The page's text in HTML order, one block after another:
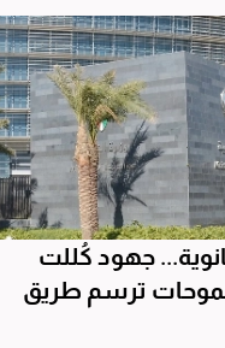
جهود كُللت
ترسم طريق